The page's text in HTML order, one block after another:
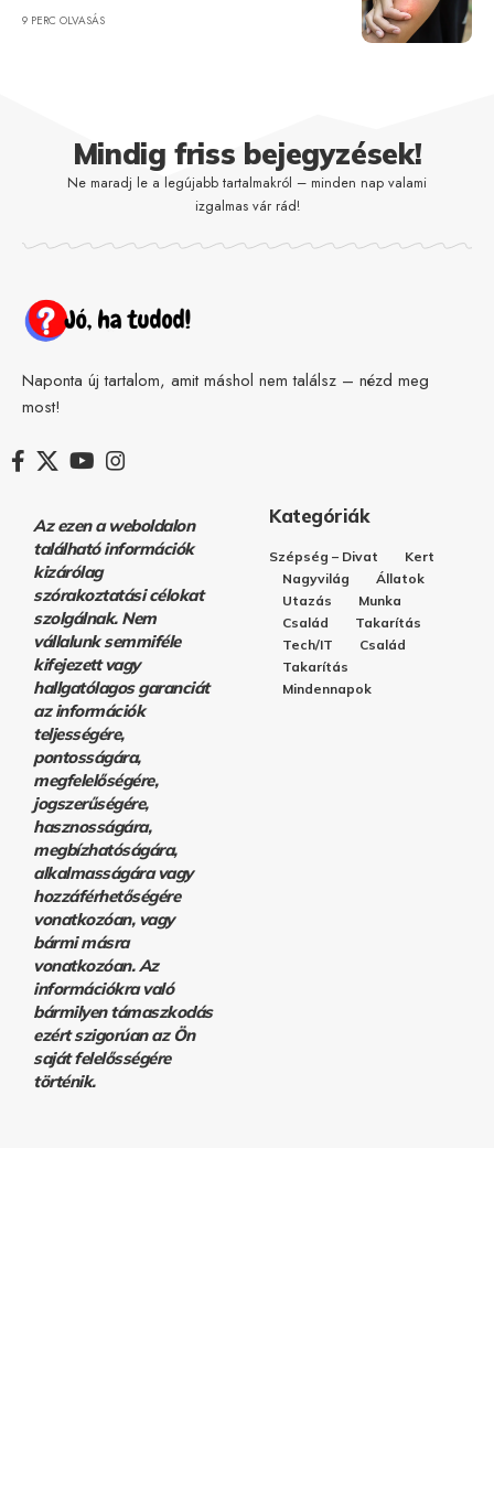
9 PERC OLVASÁS
Mindig friss bejegyzések!
Ne maradj le a legújabb tartalmakról – minden nap valami
izgalmas vár rád!
Naponta új tartalom, amit máshol nem találsz – nézd meg
most!
Az ezen a weboldalon
található információk
kizárólag
szórakoztatási célokat
szolgálnak. Nem
vállalunk semmiféle
kifejezett vagy
hallgatólagos garanciát
az információk
teljességére,
pontosságára,
megfelelőségére,
jogszerűségére,
hasznosságára,
megbízhatóságára,
alkalmasságára vagy
hozzáférhetőségére
vonatkozóan, vagy
bármi másra
vonatkozóan. Az
információkra való
bármilyen támaszkodás
ezért szigorúan az Ön
saját felelősségére
történik.
Kategóriák
Szépség – Divat
Kert
Nagyvilág
Állatok
Utazás
Munka
Család
Takarítás
Tech/IT
Család
Takarítás
Mindennapok